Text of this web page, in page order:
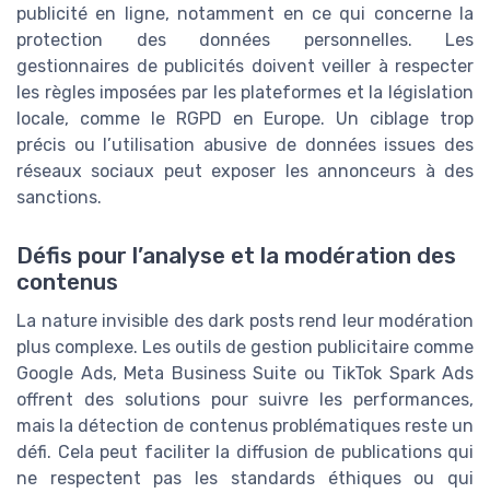
publicité en ligne, notamment en ce qui concerne la
protection des données personnelles. Les
gestionnaires de publicités doivent veiller à respecter
les règles imposées par les plateformes et la législation
locale, comme le RGPD en Europe. Un ciblage trop
précis ou l’utilisation abusive de données issues des
réseaux sociaux peut exposer les annonceurs à des
sanctions.
Défis pour l’analyse et la modération des
contenus
La nature invisible des dark posts rend leur modération
plus complexe. Les outils de gestion publicitaire comme
Google Ads, Meta Business Suite ou TikTok Spark Ads
offrent des solutions pour suivre les performances,
mais la détection de contenus problématiques reste un
défi. Cela peut faciliter la diffusion de publications qui
ne respectent pas les standards éthiques ou qui